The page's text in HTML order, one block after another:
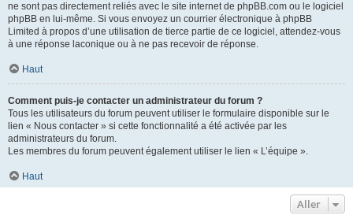
ne sont pas directement reliés avec le site internet de phpBB.com ou le logiciel
phpBB en lui-même. Si vous envoyez un courrier électronique à phpBB
Limited à propos d’une utilisation de tierce partie de ce logiciel, attendez-vous
à une réponse laconique ou à ne pas recevoir de réponse.
Haut
Comment puis-je contacter un administrateur du forum ?
Tous les utilisateurs du forum peuvent utiliser le formulaire disponible sur le
lien « Nous contacter » si cette fonctionnalité a été activée par les
administrateurs du forum.
Les membres du forum peuvent également utiliser le lien « L’équipe ».
Haut
Aller